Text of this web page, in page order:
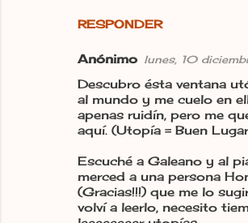
RESPONDER
Anónimo lunes, 10
Descubro ésta ventana
al mundo y me cuelo en
apenas ruidín, pero me
aquí. (Utopía = Buen
Escuché a Galeano y al
merced a una persona
(Gracias!!!) que me lo
volví a leerlo, necesito